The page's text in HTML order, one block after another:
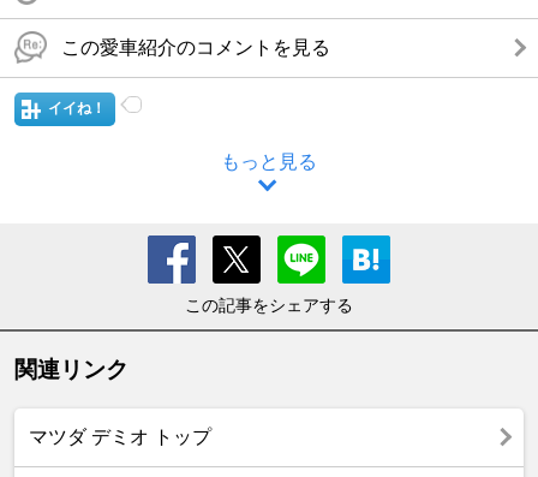
この愛車紹介のコメントを見る
イイね！
もっと見る
この記事をシェアする
関連リンク
マツダ デミオ トップ